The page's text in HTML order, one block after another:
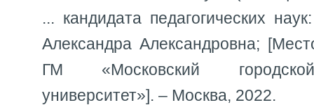
... кандидата педагогических
Александра Александровна;
ГМ «Московский городской
университет»]. – Москва, 2022.